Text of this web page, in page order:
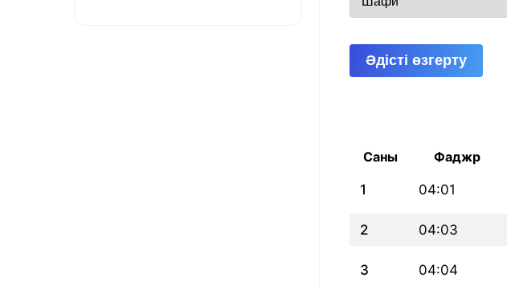
Әдісті өзгерту
Саны Фаджр
1 04:01
2 04:03
3 04:04